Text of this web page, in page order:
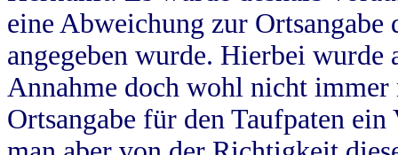
eine Abweichung zur
angegeben wurde. Hierbei wurde
Annahme doch wohl nicht
Ortsangabe für den Taufpaten